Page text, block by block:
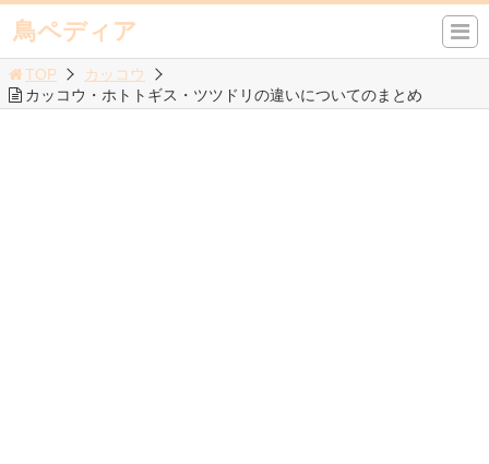
鳥ペディア
TOP
カッコウ
カッコウ・ホトトギス・ツツドリの違いについてのまとめ